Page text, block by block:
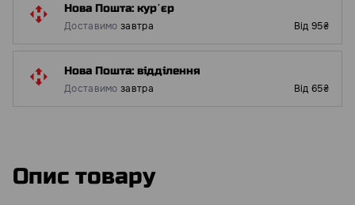
Нова Пошта: курʼєр
Доставимо завтра Від 95₴
Нова Пошта: відділення
Доставимо завтра Від 65₴
Опис товару